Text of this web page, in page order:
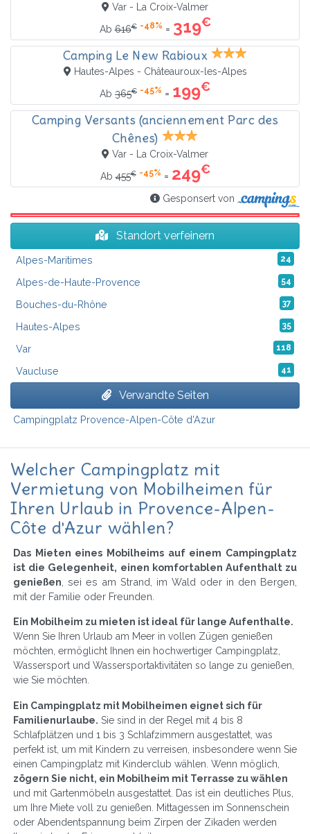
Var - La Croix-Valmer
Ab616€ -48% = 319€
Camping Le New Rabioux
Hautes-Alpes - Châteauroux-les-Alpes
Ab 365€ -45% = 199€
Camping Versants (anciennement Parc des
Chênes)
Var - La Croix-Valmer
Ab455€ -45% = 249€
Gesponsert von
Standort verfeinern
Alpes-Maritimes 24
Alpes-de-Haute-Provence 54
Bouches-du-Rhône 37
Hautes-Alpes 35
Var 118
Vaucluse 41
Verwandte Seiten
Campingplatz Provence-Alpen-Côte d'Azur
Welcher Campingplatz mit
Vermietung von Mobilheimen für
Ihren Urlaub in Provence-Alpen-
Côte d'Azur wählen?
Das Mieten eines Mobilheims auf einem Campingplatz
ist die Gelegenheit, einen komfortablen Aufenthalt zu
genießen , sei es am Strand, im Wald oder in den Bergen,
mit der Familie oder Freunden.
Ein Mobilheim zu mieten ist ideal für lange Aufenthalte.
Wenn Sie Ihren Urlaub am Meer in vollen Zügen genießen
möchten, ermöglicht Ihnen ein hochwertiger Campingplatz,
Wassersport und Wassersportaktivitäten so lange zu genießen,
wie Sie möchten.
Ein Campingplatz mit Mobilheimen eignet sich für
Familienurlaube. Sie sind in der Regel mit 4 bis 8
Schlafplätzen und 1 bis 3 Schlafzimmern ausgestattet, was
perfekt ist, um mit Kindern zu verreisen, insbesondere wenn Sie
einen Campingplatz mit Kinderclub wählen. Wenn möglich,
zögern Sie nicht, ein Mobilheim mit Terrasse zu wählen
und mit Gartenmöbeln ausgestattet. Das ist ein deutliches Plus,
um Ihre Miete voll zu genießen. Mittagessen im Sonnenschein
oder Abendentspannung beim Zirpen der Zikaden werden